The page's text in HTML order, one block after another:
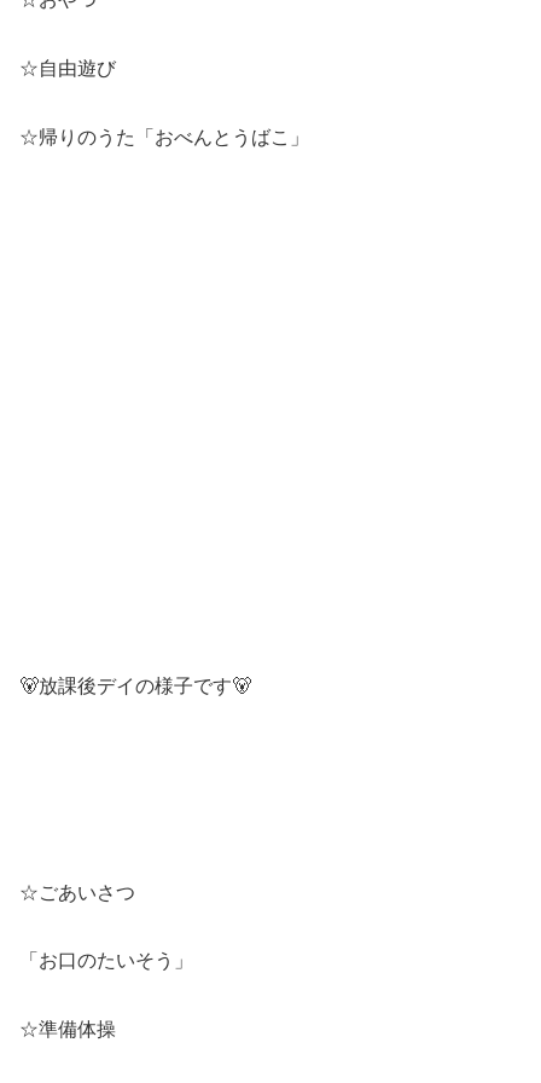
☆自由遊び
☆帰りのうた「おべんとうばこ」
🐻放課後デイの様子です🐻
☆ごあいさつ
「お口のたいそう」
☆準備体操